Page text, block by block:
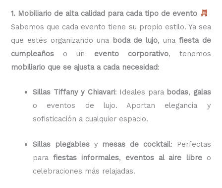
1. Mobiliario de alta calidad para cada tipo de evento
Sabemos que cada evento tiene su propio estilo. Ya sea
que estés organizando una boda de lujo, una fiesta de
cumpleaños o un evento corporativo, tenemos
mobiliario que se ajusta a cada necesidad:
Sillas Tiffany y Chiavari: Ideales para bodas, galas
o eventos de lujo. Aportan elegancia y
sofisticación a cualquier espacio.
Sillas plegablesy mesas de cocktail: Perfectas
parafiestas informales, eventos al aire libreo
celebraciones más relajadas.